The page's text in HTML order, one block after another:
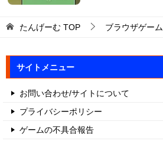
たんげーむ TOP ブラウザゲーム
サイトメニュー
お問い合わせ/サイトについて
プライバシーポリシー
ゲームの不具合報告